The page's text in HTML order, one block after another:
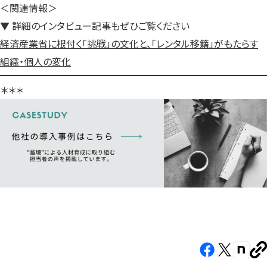
＜関連情報＞
▼ 詳細のインタビュー記事もぜひご覧ください
経済産業省に根付く「挑戦」の文化と、「レンタル移籍」がもたらす
組織・個人の変化
＊＊＊
Facebook（新
X（新 note（新